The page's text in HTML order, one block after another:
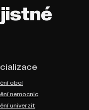
obcí
nemocnic
univerzit